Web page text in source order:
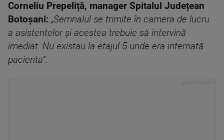
Corneliu Prepeliță, manager Spitalul Județean
Botoșani: „Semnalul se trimite în camera de lucru
a asistentelor și acestea trebuie să intervină
imediat. Nu existau la etajul 5 unde era internată
pacienta”.